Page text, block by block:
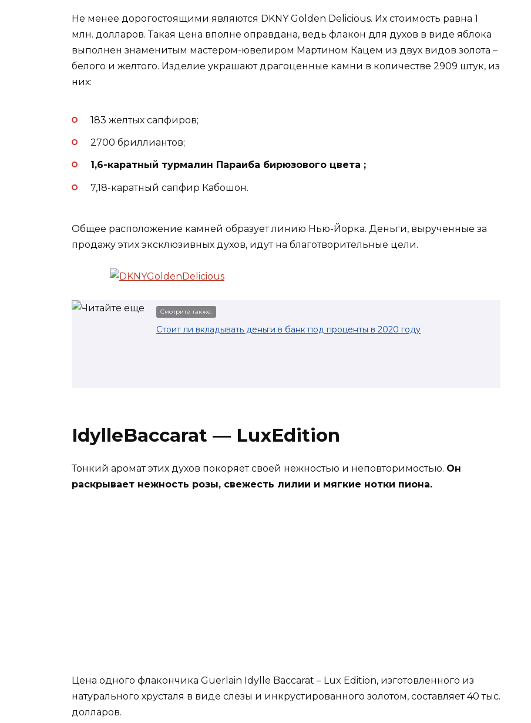
Не менее дорогостоящими являются DKNY Golden Delicious. Их стоимость равна 1
млн. долларов. Такая цена вполне оправдана, ведь флакон для духов в виде яблока
выполнен знаменитым мастером-ювелиром Мартином Кацем из двух видов золота –
белого и желтого. Изделие украшают драгоценные камни в количестве 2909 штук, из
них:
183 желтых сапфиров;
2700 бриллиантов;
1,6-каратный турмалин Параиба бирюзового цвета ;
7,18-каратный сапфир Кабошон.
Общее расположение камней образует линию Нью-Йорка. Деньги, вырученные за
продажу этих эксклюзивных духов, идут на благотворительные цели.
Смотрите также:
Стоит ли вкладывать деньги в банк под проценты в 2020 году
IdylleBaccarat — LuxEdition
Тонкий аромат этих духов покоряет своей нежностью и неповторимостью. Он
раскрывает нежность розы, свежесть лилии и мягкие нотки пиона.
Цена одного флакончика Guerlain Idylle Baccarat – Lux Edition, изготовленного из
натурального хрусталя в виде слезы и инкрустированного золотом, составляет 40 тыс.
долларов.